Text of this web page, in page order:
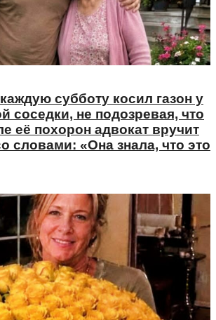
субботу косил газон у
соседки, не подозревая, что
её похорон адвокат вручит
словами: «Она знала, что это